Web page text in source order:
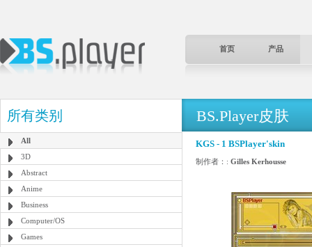
首页 产品
所有类别
All
3D
Abstract
Anime
Business
Computer/OS
Games
BS.Player皮肤
KGS - 1 BSPlayer'skin
制作者：: Gilles Kerhousse